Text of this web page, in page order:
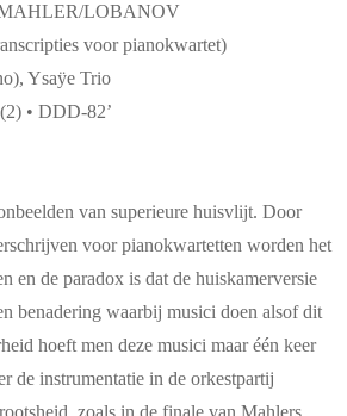
LOBANOV
voor pianokwartet)
Ysaÿe Trio
• DDD-82’
van superieure huisvlijt. Door
voor pianokwartetten worden het
en de paradox is dat de huiskamerversie
benadering waarbij musici doen alsof dit
hoeft men deze musici maar één keer
de instrumentatie in de orkestpartij
zoals in de finale van Mahlers